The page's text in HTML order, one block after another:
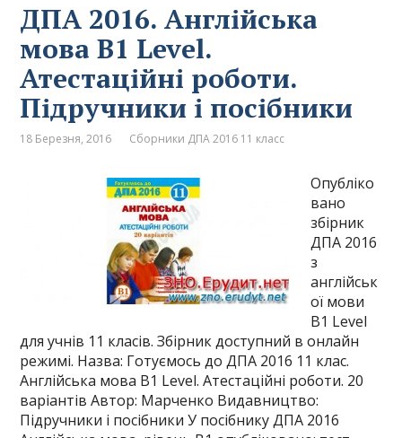
ДПА 2016. Англійська
мова B1 Level.
Атестаційні роботи.
Підручники і посібники
18 Березня, 2016 Сборники ДПА 2016 11 класс
Опубліко
вано
збірник
ДПА 2016
з
англійськ
ої мови
B1 Level
для учнів 11 класів. Збірник доступний в онлайн
режимі. Назва: Готуємось до ДПА 2016 11 клас.
Англійська мова B1 Level. Атестаційні роботи. 20
варіантів Автор: Марченко Видавництво:
Підручники і посібники У посібнику ДПА 2016